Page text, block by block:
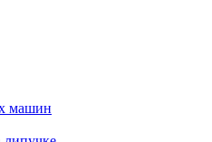
машин